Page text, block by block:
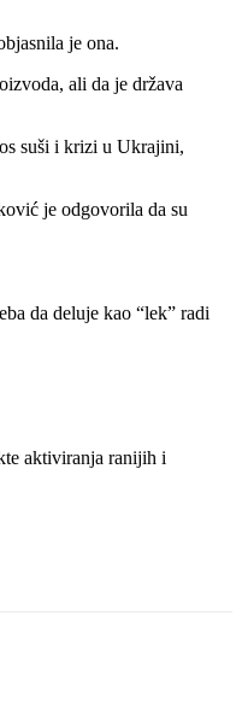
je ona.
ali da je država
suši i krizi u Ukrajini,
je odgovorila da su
da deluje kao “lek” radi
aktiviranja ranijih i